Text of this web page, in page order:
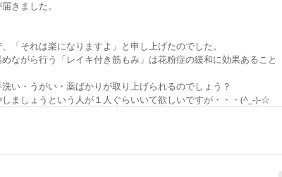
きました。
「それは楽になりますよ」と申し上げたのでした。
ながら行う「レイキ付き筋もみ」は花粉症の緩和に効果あること
い・うがい・薬ばかりが取り上げられるのでしょう？
ましょうという人が１人ぐらいいて欲しいですが・・・(^_-)-☆